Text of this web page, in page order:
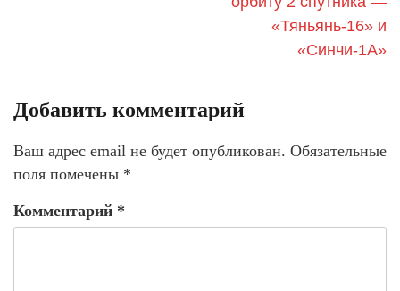
«Тяньянь-16» и
«Синчи-1А»
Добавить комментарий
Ваш адрес email не будет опубликован. Обязательные
поля помечены *
Комментарий *